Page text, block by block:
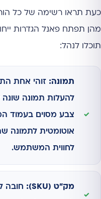
כעת תראו רשימה של כל
מהן תפתח פאנל הגדרות
תוכלו לנהל:
תמונה: זוהי אחת
להעלות תמונה שונה
צבע מסוים בעמוד
אוטומטית לתמונה
לחווית המשתמש.
מק"ט (SKU): חובה